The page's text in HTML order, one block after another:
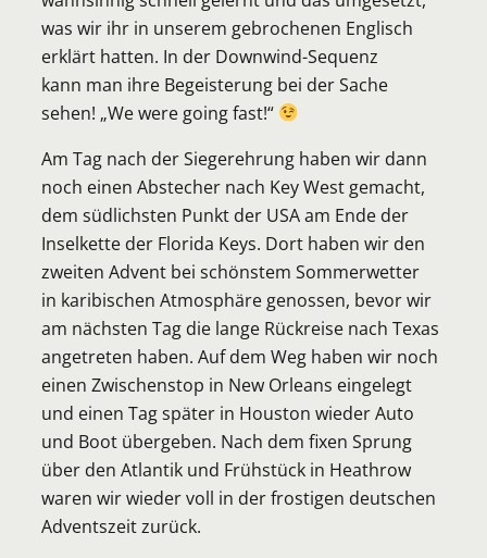
was wir ihr in unserem gebrochenen Englisch
erklärt hatten. In der Downwind-Sequenz
kann man ihre Begeisterung bei der Sache
sehen! „We were going fast!“
Am Tag nach der Siegerehrung haben wir dann
noch einen Abstecher nach Key West gemacht,
dem südlichsten Punkt der USA am Ende der
Inselkette der Florida Keys. Dort haben wir den
zweiten Advent bei schönstem Sommerwetter
in karibischen Atmosphäre genossen, bevor wir
am nächsten Tag die lange Rückreise nach Texas
angetreten haben. Auf dem Weg haben wir noch
einen Zwischenstop in New Orleans eingelegt
und einen Tag später in Houston wieder Auto
und Boot übergeben. Nach dem fixen Sprung
über den Atlantik und Frühstück in Heathrow
waren wir wieder voll in der frostigen deutschen
Adventszeit zurück.